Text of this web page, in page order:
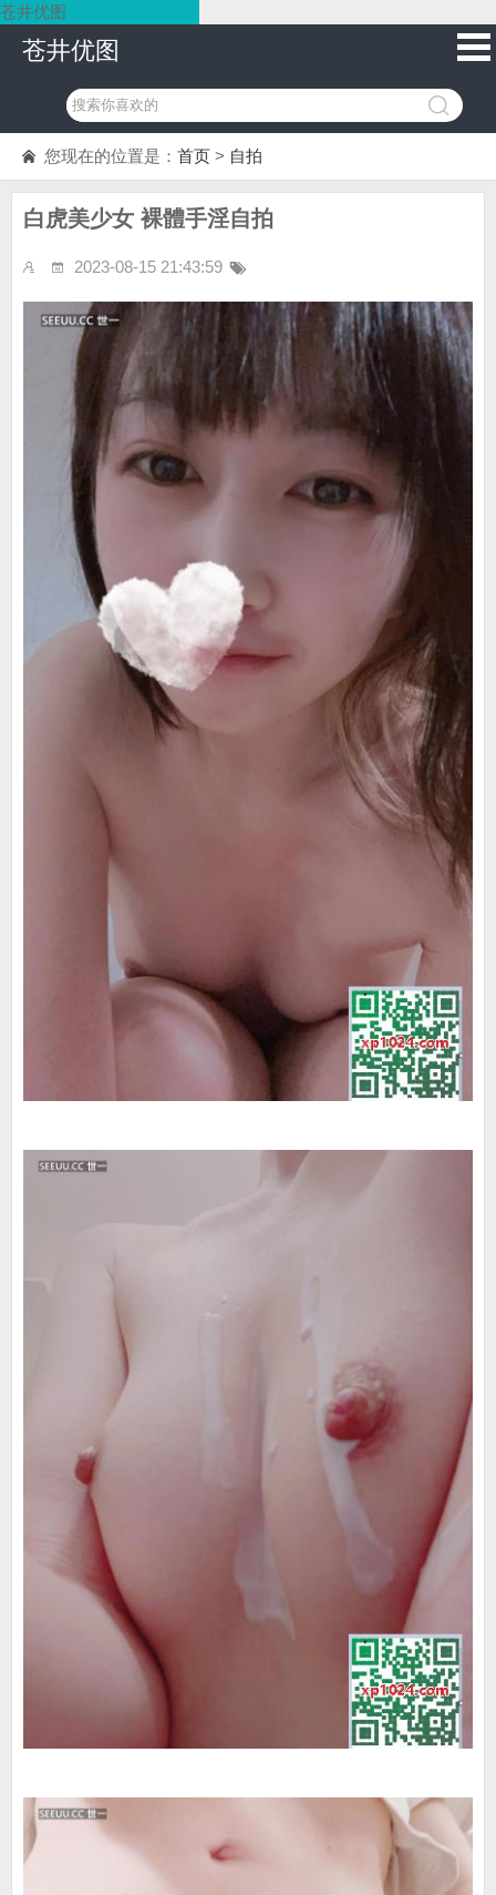
苍井优图
苍井优图
您现在的位置是： 首页 > 自拍
白虎美少女 裸體手淫自拍
2023-08-15 21:43:59